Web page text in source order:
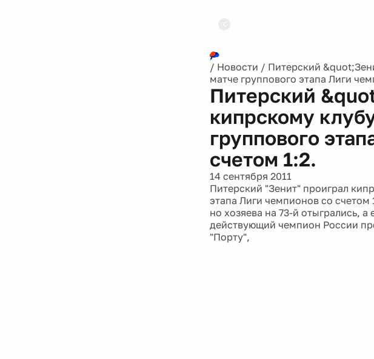
/ Новости / Питерский
матче группового этапа Лиги
Питерский
кипрскому
группового
счетом 1:2.
14 сентября 2011
Питерский "Зенит" проиграл
этапа Лиги чемпионов со
но хозяева на 73-й отыгрались,
действующий чемпион России
"Порту",